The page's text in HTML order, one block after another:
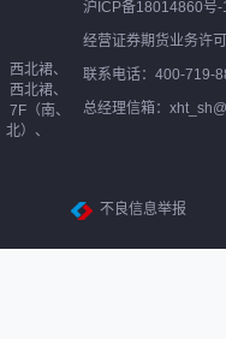
北裙、
北裙、
（南、
）、
沪ICP备18014860号-
经营证券期货业务许
联系电话：400-719-
总经理信箱：
不良信息举报